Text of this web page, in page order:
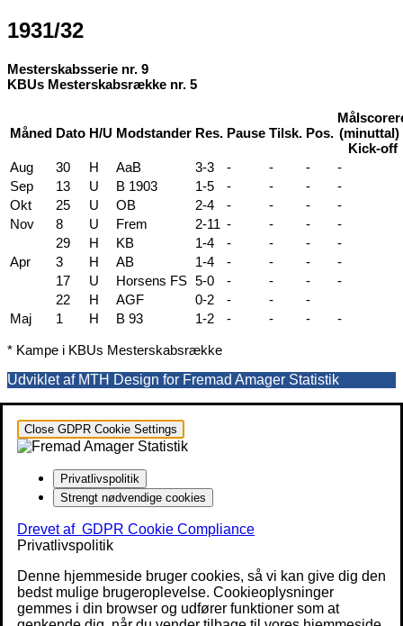
1931/32
Mesterskabsserie nr. 9
KBUs Mesterskabsrække nr. 5
Måned Dato H/U Modstander Res. Pause Tilsk. Pos. (minuttal)
Kick-off
Aug
30 H AaB 3-3 - - -
-
Sep
13 U B 1903 1-5 - - -
-
Okt
25 U OB 2-4 - - -
-
Nov
8 U Frem 2-11 - - -
-
29
H KB 1-4 - - -
-
Apr
3 H AB 1-4 - - -
-
17
U Horsens FS 5-0 - - -
-
22
H AGF 0-2 - -
-
Maj
1 H B 93 1-2 - - - -
* Kampe i KBUs Mesterskabsrække
Udviklet af MTH Design for Fremad Amager Statistik
Close GDPR Cookie Settings
Privatlivspolitik
Strengt nødvendige cookies
Drevet af GDPR Cookie Compliance
Privatlivspolitik
Denne hjemmeside bruger cookies, så vi kan give dig den
bedst mulige brugeroplevelse. Cookieoplysninger
gemmes i din browser og udfører funktioner som at